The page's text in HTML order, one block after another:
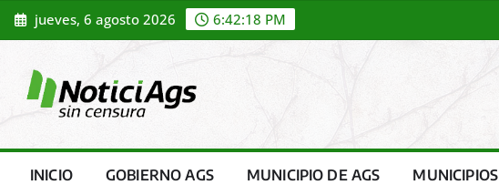
Saltar
al
jueves, 6 agosto 2026 6:42:20 PM
INICIO GOBIERNO AGS MUNICIPIO DE AGS MUNICIPIOS